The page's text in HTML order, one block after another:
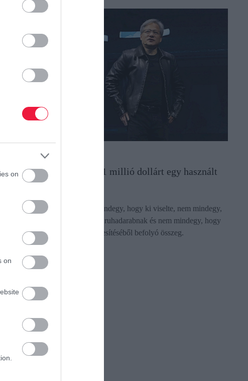
on
on
TUDÁS
Miért fizetett valaki 1 millió dollárt egy használt
bőrdzsekiért?
A válasz egyszerű. Nem mindegy, hogy ki viselte, nem mindegy,
hogy miért számít ikonikus ruhadarabnak és nem mindegy, hogy
milyen célra megy az értékesítéséből befolyó összeg.
rectangle